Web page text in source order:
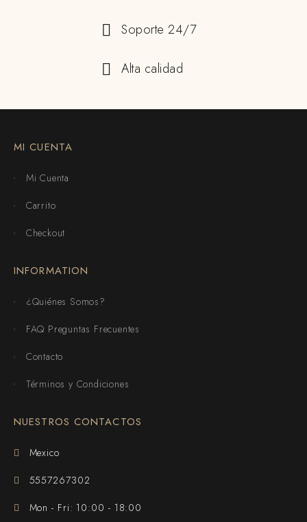
Soporte 24/7
Alta calidad
MI CUENTA
Mi Cuenta
Carrito
Checkout
INFORMATION
¿Quiénes Somos?
FAQ Preguntas Frecuentes
Contacto
Términos y Condiciones
NUESTROS CONTACTOS
Mexico
5557267302
Mon - Fri: 10:00 - 18:00